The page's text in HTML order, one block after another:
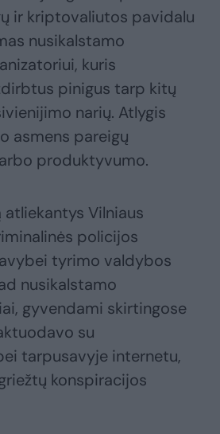
ir kriptovaliutos pavidalu
nusikalstamo
kuris
pinigus tarp kitų
narių. Atlygis
asmens pareigų
produktyvumo.
Vilniaus
policijos
tyrimo valdybos
nusikalstamo
gyvendami skirtingose
su
tarpusavyje internetu,
konspiracijos